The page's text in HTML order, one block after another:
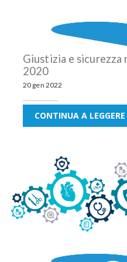
Giustizia e
2020
20 gen 2022
CONTINUA A LEGGERE